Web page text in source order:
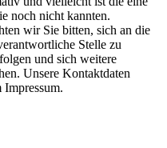
noch nicht kannten.
wir Sie bitten, sich an die
Stelle zu
und sich weitere
Unsere Kontaktdaten
Impressum.